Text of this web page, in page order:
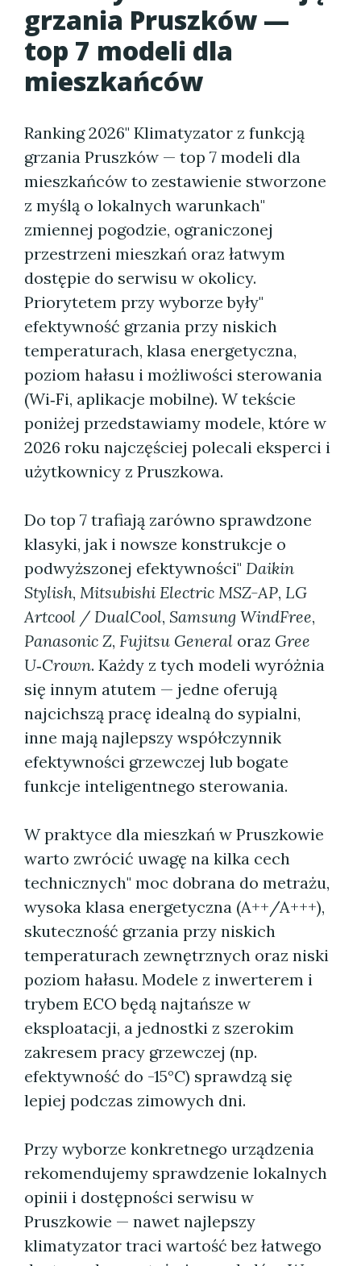
grzania Pruszków —
top 7 modeli dla
mieszkańców
Ranking 2026" Klimatyzator z funkcją
grzania Pruszków — top 7 modeli dla
mieszkańców to zestawienie stworzone
z myślą o lokalnych warunkach"
zmiennej pogodzie, ograniczonej
przestrzeni mieszkań oraz łatwym
dostępie do serwisu w okolicy.
Priorytetem przy wyborze były"
efektywność grzania przy niskich
temperaturach, klasa energetyczna,
poziom hałasu i możliwości sterowania
(Wi‑Fi, aplikacje mobilne). W tekście
poniżej przedstawiamy modele, które w
2026 roku najczęściej polecali eksperci i
użytkownicy z Pruszkowa.
Do top 7 trafiają zarówno sprawdzone
klasyki, jak i nowsze konstrukcje o
podwyższonej efektywności" Daikin
Stylish, Mitsubishi Electric MSZ-AP, LG
Artcool / DualCool, Samsung WindFree,
Panasonic Z, Fujitsu General oraz Gree
U‑Crown. Każdy z tych modeli wyróżnia
się innym atutem — jedne oferują
najcichszą pracę idealną do sypialni,
inne mają najlepszy współczynnik
efektywności grzewczej lub bogate
funkcje inteligentnego sterowania.
W praktyce dla mieszkań w Pruszkowie
warto zwrócić uwagę na kilka cech
technicznych" moc dobrana do metrażu,
wysoka klasa energetyczna (A++/A+++),
skuteczność grzania przy niskich
temperaturach zewnętrznych oraz niski
poziom hałasu. Modele z inwerterem i
trybem ECO będą najtańsze w
eksploatacji, a jednostki z szerokim
zakresem pracy grzewczej (np.
efektywność do -15°C) sprawdzą się
lepiej podczas zimowych dni.
Przy wyborze konkretnego urządzenia
rekomendujemy sprawdzenie lokalnych
opinii i dostępności serwisu w
Pruszkowie — nawet najlepszy
klimatyzator traci wartość bez łatwego